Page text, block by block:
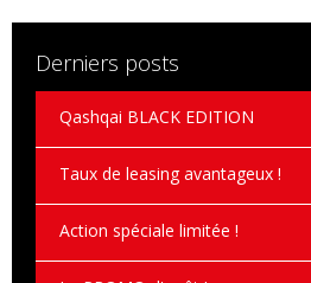
Derniers posts
Qashqai BLACK EDITION
Taux de leasing avantageux !
Action spéciale limitée !